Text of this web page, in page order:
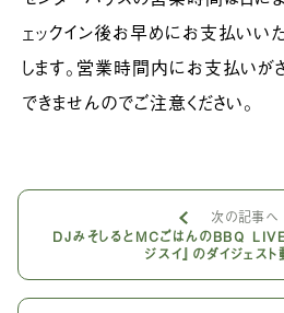
ェックイン後お早めにお支払いい
します。営業時間内にお支払いが
できませんのでご注意ください。
次の記事へ
DJみそしるとMCごはんのBBQ LIVE
ジスイ』のダイジェス